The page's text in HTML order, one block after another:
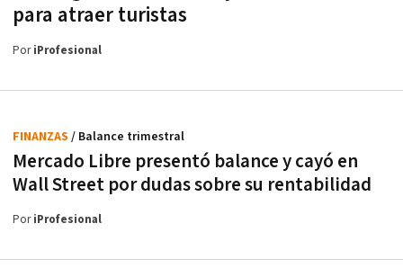
para atraer turistas
PoriProfesional
Mercado Libre presentó balance y cayó en
Wall Street por dudas sobre su rentabilidad
FINANZAS / Balance trimestral
PoriProfesional